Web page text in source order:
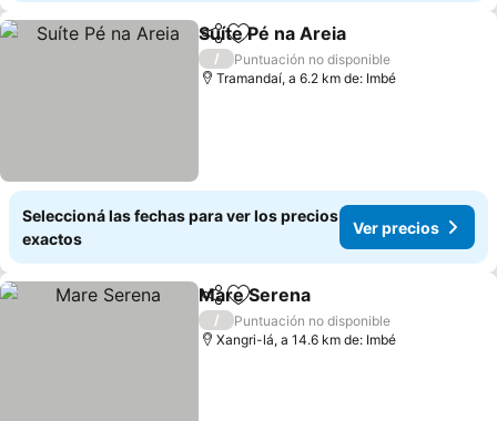
CompartirAñadir a favoritos
Suíte Pé na Areia
/
Puntuación no disponible
Tramandaí, a 6.2 km de: Imbé
Seleccioná las fechas para ver los precios
exactos
Ver precios
CompartirAñadir a favoritos
Mare Serena
/
Puntuación no disponible
Xangri-lá, a 14.6 km de: Imbé